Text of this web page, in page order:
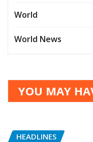
World
World News
YOU MAY
HEADLINES